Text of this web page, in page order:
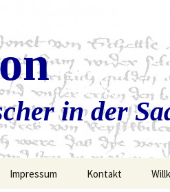
in der
Impressum Kontakt